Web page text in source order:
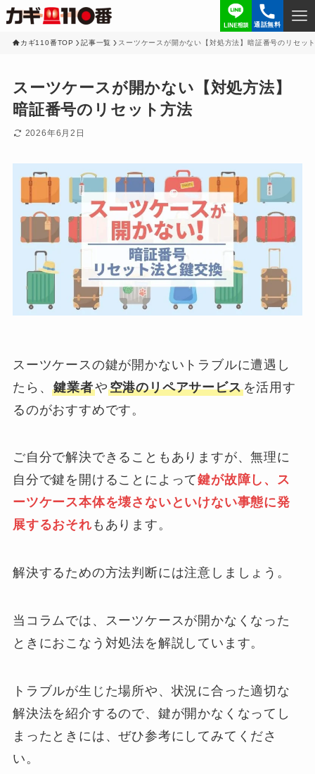
通話無料
カギ110番TOP 記事一覧 スーツケースが開かない【対処方法】暗証番号のリセッ
スーツケースが開かない【対処方法】
暗証番号のリセット方法
2026年6月2日
スーツケースの鍵が開かないトラブルに遭遇し
たら、鍵業者や空港のリペアサービスを活用す
るのがおすすめです。
ご自分で解決できることもありますが、無理に
自分で鍵を開けることによって鍵が故障し、ス
ーツケース本体を壊さないといけない事態に発
展するおそれ もあります。
解決するための方法判断には注意しましょう。
当コラムでは、スーツケースが開かなくなった
ときにおこなう対処法を解説しています。
トラブルが生じた場所や、状況に合った適切な
解決法を紹介するので、鍵が開かなくなってし
まったときには、ぜひ参考にしてみてくださ
い。